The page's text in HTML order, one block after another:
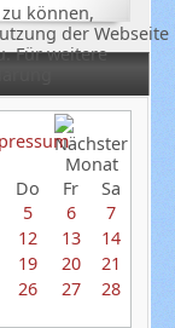
Do Fr
Sa
5 6
7
12 13
14
19 20
21
26 27
28
können,
der Webseite
Für weitere